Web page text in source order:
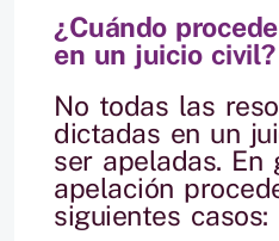
¿Cuándo
en un juicio civil?
No todas las
dictadas en un
ser apeladas. En
apelación
siguientes casos: